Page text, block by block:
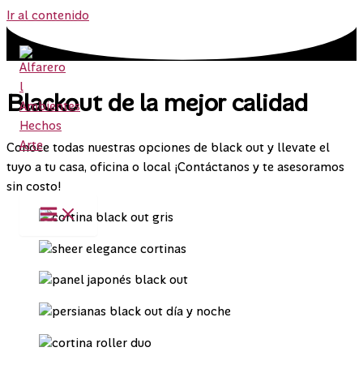
Ir al contenido
Blackout de la mejor calidad
Conoce todas nuestras opciones de black out y llevate el
tuyo a tu casa, oficina o local ¡Contáctanos y te asesoramos
sin costo!